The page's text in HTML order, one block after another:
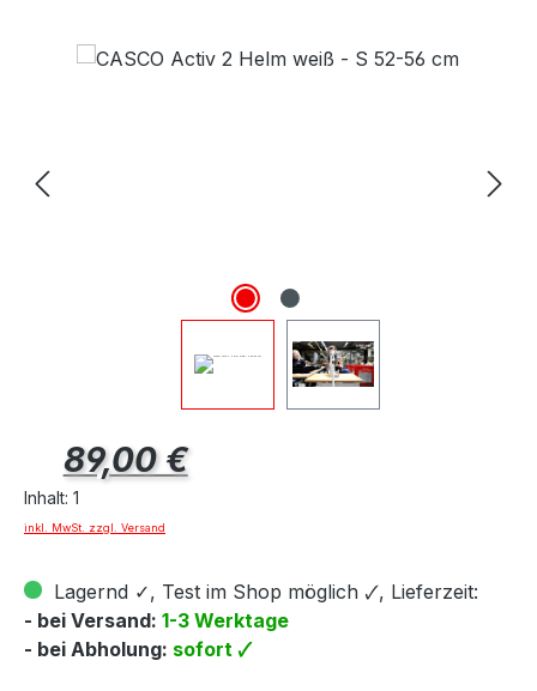
Regulärer Preis:
89,00 €
Inhalt: 1
inkl. MwSt. zzgl. Versand
Lagernd ✓, Test im Shop möglich 🗸, Lieferzeit:
- bei Versand: 1-3 Werktage
- bei Abholung: sofort 🗸